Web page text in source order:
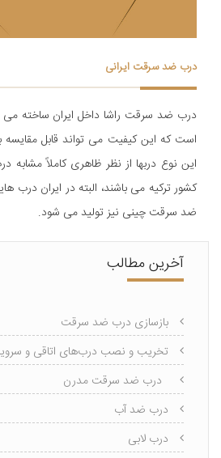
درب ضد سرقت ایرانی
درب ضد سرقت راشا داخل ایران ساخته
است که این کیفیت می تواند قابل مقایسه
اين نوع دربها از نظر ظاهری کاملاً
کشور ترکیه می باشند، البته در ایران درب
ضد سرقت چینی نیز تولید می شود.
آخرین مطالب
بازسازی درب ضد سرقت
تخریب و نصب درب‌های اتاقی و
درب ضد سرقت مدرن
درب ضد آب
درب لابی